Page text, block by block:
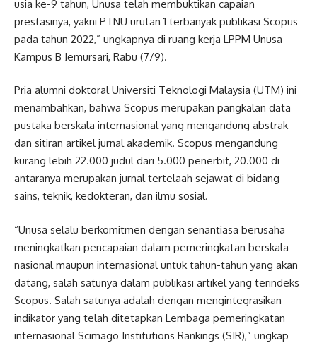
usia ke-9 tahun, Unusa telah membuktikan capaian
prestasinya, yakni PTNU urutan 1 terbanyak publikasi Scopus
pada tahun 2022,” ungkapnya di ruang kerja LPPM Unusa
Kampus B Jemursari, Rabu (7/9).
Pria alumni doktoral Universiti Teknologi Malaysia (UTM) ini
menambahkan, bahwa Scopus merupakan pangkalan data
pustaka berskala internasional yang mengandung abstrak
dan sitiran artikel jurnal akademik. Scopus mengandung
kurang lebih 22.000 judul dari 5.000 penerbit, 20.000 di
antaranya merupakan jurnal tertelaah sejawat di bidang
sains, teknik, kedokteran, dan ilmu sosial.
“Unusa selalu berkomitmen dengan senantiasa berusaha
meningkatkan pencapaian dalam pemeringkatan berskala
nasional maupun internasional untuk tahun-tahun yang akan
datang, salah satunya dalam publikasi artikel yang terindeks
Scopus. Salah satunya adalah dengan mengintegrasikan
indikator yang telah ditetapkan Lembaga pemeringkatan
internasional Scimago Institutions Rankings (SIR),” ungkap